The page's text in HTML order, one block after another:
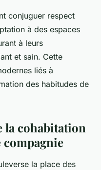
conjuguer respect
à des espaces
à leurs
et sain. Cette
liés à
des habitudes de
la cohabitation
compagnie
la place des